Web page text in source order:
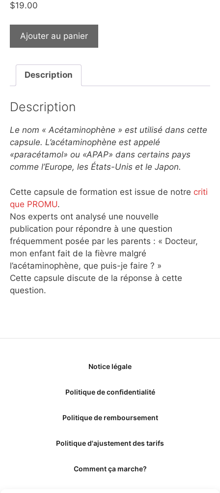
$19.00
Ajouter au panier
Description
Description
Le nom « Acétaminophène » est utilisé dans cette
capsule. L’acétaminophène est appelé
«paracétamol» ou «APAP» dans certains pays
comme l’Europe, les États-Unis et le Japon.
Cette capsule de formation est issue de notre criti
que PROMU.
Nos experts ont analysé une nouvelle
publication pour répondre à une question
fréquemment posée par les parents : « Docteur,
mon enfant fait de la fièvre malgré
l’acétaminophène, que puis-je faire ? »
Cette capsule discute de la réponse à cette
question.
Notice légale
Politique de confidentialité
Politique de remboursement
Politique d'ajustement des tarifs
Comment ça marche?